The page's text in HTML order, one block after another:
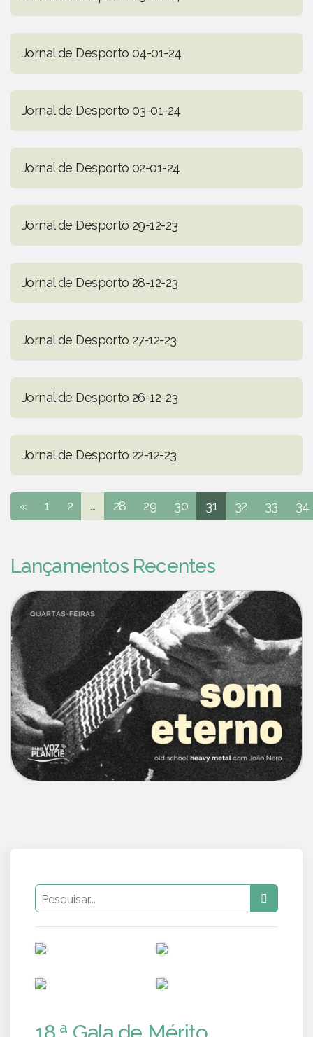
Jornal de Desporto 04-01-24
Jornal de Desporto 03-01-24
Jornal de Desporto 02-01-24
Jornal de Desporto 29-12-23
Jornal de Desporto 28-12-23
Jornal de Desporto 27-12-23
Jornal de Desporto 26-12-23
Jornal de Desporto 22-12-23
« 1 2 ... 28 29 30 31 32 33 34
Lançamentos Recentes